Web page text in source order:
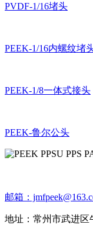
PVDF-1/16堵头
PEEK-1/16内螺纹堵
PEEK-1/8一体式接头
PEEK-鲁尔公头
邮箱：
地址：常州市武进区